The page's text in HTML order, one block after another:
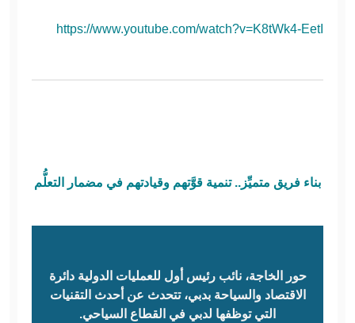
https://www.youtube.com/watch?v=K8tWk4-EetI
بناء فريق متميِّز.. تنمية قوَّتهم وقيادتهم في مضمار التعلُّم
حور الخاجة، نائب رئيس أول للعمليات الدولية دائرة
الاقتصاد والسياحة بدبي، تتحدث عن أحدث التقنيات
التي توظفها لدبي في القطاع السياحي.